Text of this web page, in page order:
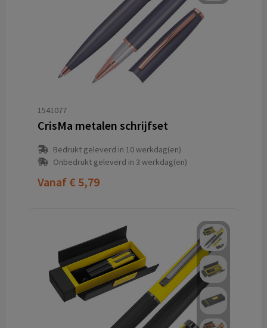
1541077
CrisMa metalen schrijfset
Bedrukt geleverd in 10 werkdag(en)
Onbedrukt geleverd in 3 werkdag(en)
Vanaf € 5,79